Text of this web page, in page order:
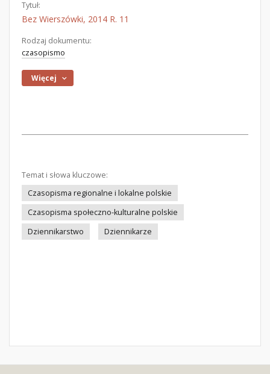
Tytuł:
Bez Wierszówki, 2014 R. 11
Rodzaj dokumentu:
czasopismo
Więcej
Temat i słowa kluczowe:
Czasopisma regionalne i lokalne polskie
Czasopisma społeczno-kulturalne polskie
Dziennikarstwo
Dziennikarze